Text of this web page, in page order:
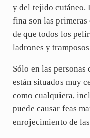
y del tejido cutáneo.
fina son las
de que todos los
ladrones y
Sólo en las
están situados muy
como cualquiera,
puede causar feas
enrojecimiento de